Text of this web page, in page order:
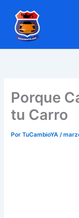
contenido
Porque
tu Carro
PorTuCambioYA/